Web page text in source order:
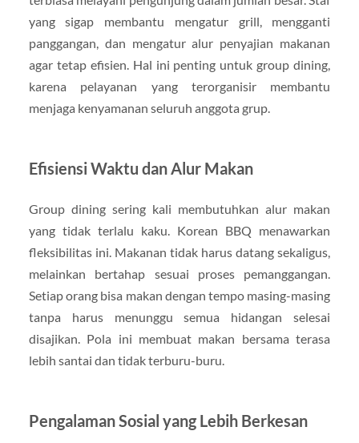
yang sigap membantu mengatur grill, mengganti
panggangan, dan mengatur alur penyajian makanan
agar tetap efisien. Hal ini penting untuk group dining,
karena pelayanan yang terorganisir membantu
menjaga kenyamanan seluruh anggota grup.
Efisiensi Waktu dan Alur Makan
Group dining sering kali membutuhkan alur makan
yang tidak terlalu kaku. Korean BBQ menawarkan
fleksibilitas ini. Makanan tidak harus datang sekaligus,
melainkan bertahap sesuai proses pemanggangan.
Setiap orang bisa makan dengan tempo masing-masing
tanpa harus menunggu semua hidangan selesai
disajikan. Pola ini membuat makan bersama terasa
lebih santai dan tidak terburu-buru.
Pengalaman Sosial yang Lebih Berkesan